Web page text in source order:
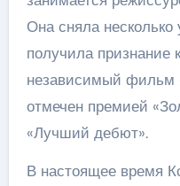
Она сняла
получила признание
независимый фильм
отмечен премией
«Лучший дебют».
В настоящее время